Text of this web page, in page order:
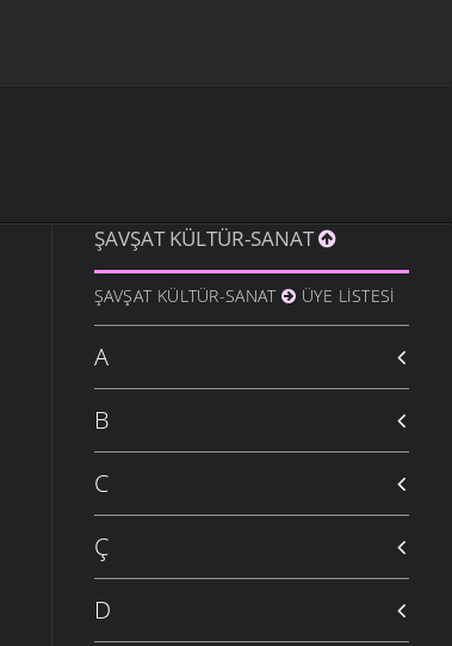
ŞAVŞAT KÜLTÜR-SANAT
ŞAVŞAT KÜLTÜR-SANAT ÜYE LISTESI
A
B
C
Ç
D